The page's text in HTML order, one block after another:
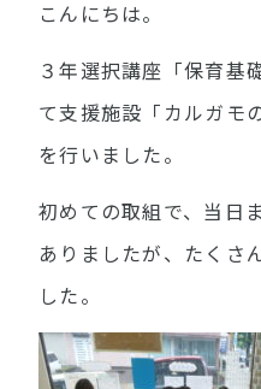
こんにちは。
３年選択講座「保育基
て支援施設「カルガモ
を行いました。
初めての取組で、当日
ありましたが、たくさ
した。